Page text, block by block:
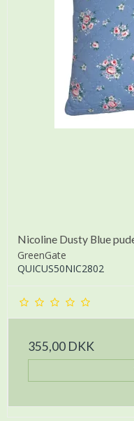
Nicoline Dusty Blue
GreenGate
QUICUS50NIC2802
355,00 DKK